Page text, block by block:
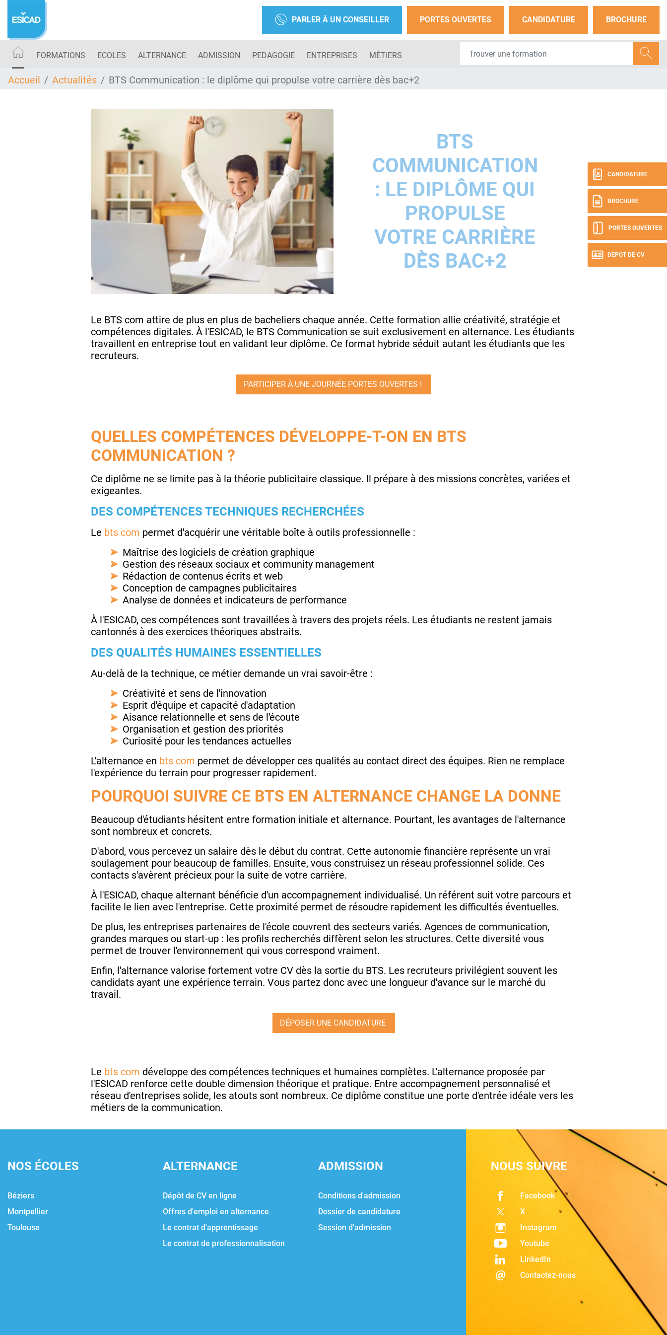
contenu
PARLER À UN CONSEILLER PORTES OUVERTES CANDIDATURE BROCHURE
FORMATIONS ECOLES ALTERNANCE ADMISSION PEDAGOGIE ENTREPRISES MÉTIERS
CANDIDATURE
BROCHURE
PORTES OUVERTES
DEPOT DE CV
Accueil Actualités BTS Communication : le diplôme qui propulse votre carrière dès bac+2
BTS
COMMUNICATION
: LE DIPLÔME QUI
PROPULSE
VOTRE CARRIÈRE
DÈS BAC+2
Le BTS com attire de plus en plus de bacheliers chaque année. Cette formation allie créativité, stratégie et
compétences digitales. À l'ESICAD, le BTS Communication se suit exclusivement en alternance. Les étudiants
travaillent en entreprise tout en validant leur diplôme. Ce format hybride séduit autant les étudiants que les
recruteurs.
PARTICIPER À UNE JOURNÉE PORTES OUVERTES !
QUELLES COMPÉTENCES DÉVELOPPE-T-ON EN BTS
COMMUNICATION ?
Ce diplôme ne se limite pas à la théorie publicitaire classique. Il prépare à des missions concrètes, variées et
exigeantes.
DES COMPÉTENCES TECHNIQUES RECHERCHÉES
Le bts com permet d'acquérir une véritable boîte à outils professionnelle :
Maîtrise des logiciels de création graphique
Gestion des réseaux sociaux et community management
Rédaction de contenus écrits et web
Conception de campagnes publicitaires
Analyse de données et indicateurs de performance
À l'ESICAD, ces compétences sont travaillées à travers des projets réels. Les étudiants ne restent jamais
cantonnés à des exercices théoriques abstraits.
DES QUALITÉS HUMAINES ESSENTIELLES
Au-delà de la technique, ce métier demande un vrai savoir-être :
Créativité et sens de l'innovation
Esprit d'équipe et capacité d'adaptation
Aisance relationnelle et sens de l'écoute
Organisation et gestion des priorités
Curiosité pour les tendances actuelles
L'alternance en bts com permet de développer ces qualités au contact direct des équipes. Rien ne remplace
l'expérience du terrain pour progresser rapidement.
POURQUOI SUIVRE CE BTS EN ALTERNANCE CHANGE LA DONNE
Beaucoup d'étudiants hésitent entre formation initiale et alternance. Pourtant, les avantages de l'alternance
sont nombreux et concrets.
D'abord, vous percevez un salaire dès le début du contrat. Cette autonomie financière représente un vrai
soulagement pour beaucoup de familles. Ensuite, vous construisez un réseau professionnel solide. Ces
contacts s'avèrent précieux pour la suite de votre carrière.
À l'ESICAD, chaque alternant bénéficie d'un accompagnement individualisé. Un référent suit votre parcours et
facilite le lien avec l'entreprise. Cette proximité permet de résoudre rapidement les difficultés éventuelles.
De plus, les entreprises partenaires de l'école couvrent des secteurs variés. Agences de communication,
grandes marques ou start-up : les profils recherchés diffèrent selon les structures. Cette diversité vous
permet de trouver l'environnement qui vous correspond vraiment.
Enfin, l'alternance valorise fortement votre CV dès la sortie du BTS. Les recruteurs privilégient souvent les
candidats ayant une expérience terrain. Vous partez donc avec une longueur d'avance sur le marché du
travail.
DÉPOSER UNE CANDIDATURE
Le bts com développe des compétences techniques et humaines complètes. L'alternance proposée par
l'ESICAD renforce cette double dimension théorique et pratique. Entre accompagnement personnalisé et
réseau d'entreprises solide, les atouts sont nombreux. Ce diplôme constitue une porte d'entrée idéale vers les
métiers de la communication.
NOS ÉCOLES
Béziers
Montpellier
Toulouse
ALTERNANCE
Dépôt de CV en ligne
Offres d'emploi en alternance
Le contrat d'apprentissage
Le contrat de professionnalisation
ADMISSION
Conditions d'admission
Dossier de candidature
Session d'admission
NOUS SUIVRE
Facebook
X
Instagram
Youtube
LinkedIn
Contactez-nous